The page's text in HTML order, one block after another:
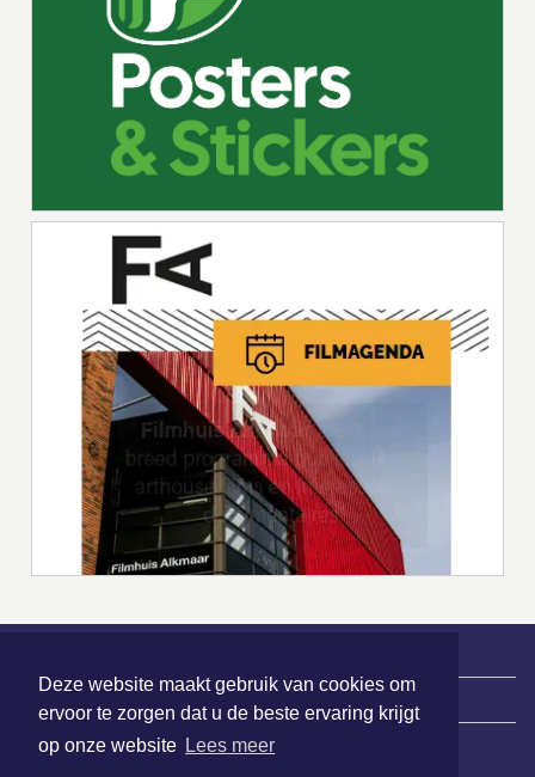
Deze website maakt gebruik van cookies om
ervoor te zorgen dat u de beste ervaring krijgt
op onze website Lees meer
Nieuws | Sport | Evenementen